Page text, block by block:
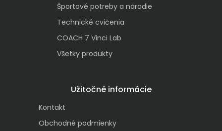
Športové potreby a náradie
Technické cvičenia
COACH 7 Vinci Lab
Všetky produkty
Užitočné informácie
Kontakt
Obchodné podmienky